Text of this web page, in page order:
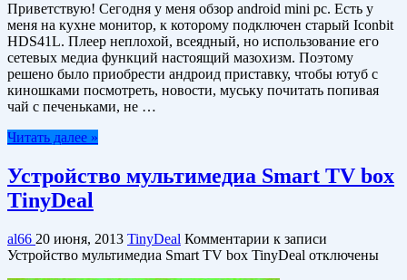
Приветствую! Сегодня у меня обзор аndroid mini pc. Есть у
меня на кухне монитор, к которому подключен старый Iconbit
HDS41L. Плеер неплохой, всеядный, но использование его
сетевых медиа функций настоящий мазохизм. Поэтому
решено было приобрести андроид приставку, чтобы ютуб с
киношками посмотреть, новости, муську почитать попивая
чай с печеньками, не …
Читать далее »
Устройство мультимедиа Smart TV box
TinyDeal
al66 20 июня, 2013 TinyDeal Комментарии к записи
Устройство мультимедиа Smart TV box TinyDeal отключены